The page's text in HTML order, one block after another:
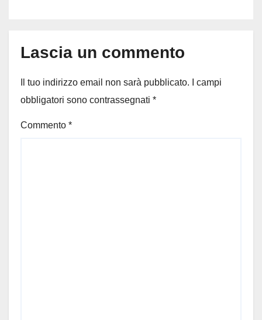
commuove i fan
Lascia un commento
Il tuo indirizzo email non sarà pubblicato.
I campi
obbligatori sono contrassegnati *
Commento *